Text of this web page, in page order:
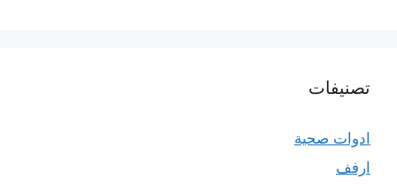
تصنيفات
ادوات صحية
ارفف